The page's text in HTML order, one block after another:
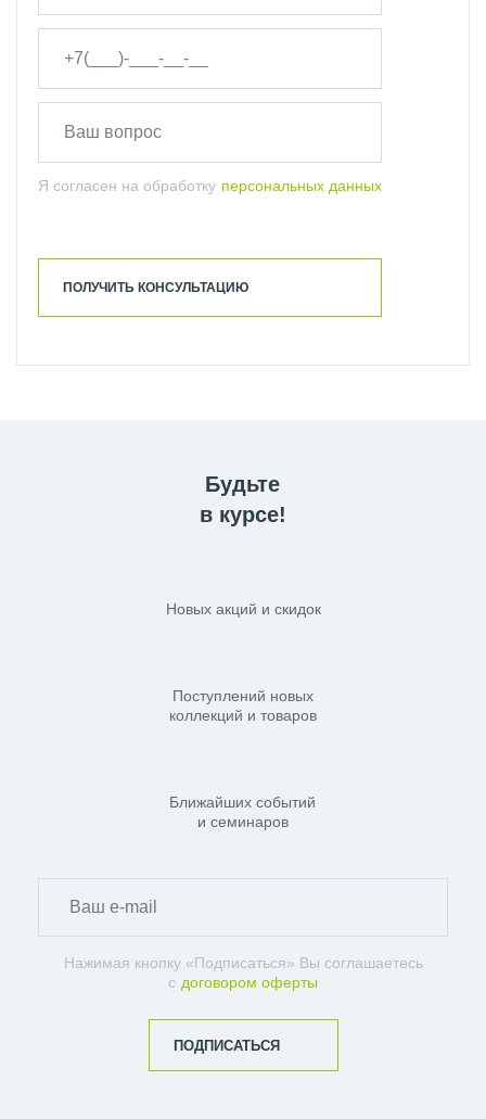
Я согласен на обработку персональных данных
ПОЛУЧИТЬ КОНСУЛЬТАЦИЮ
Будьте
в курсе!
Новых акций и скидок
Поступлений новых
коллекций и товаров
Ближайших событий
и семинаров
Нажимая кнопку «Подписаться» Вы соглашаетесь
с договором оферты
ПОДПИСАТЬСЯ